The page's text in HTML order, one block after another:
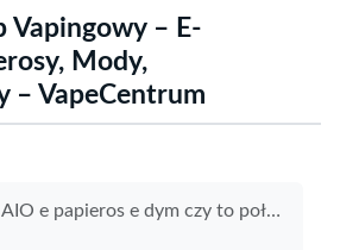
Vapingowy – E-
Mody,
– VapeCentrum
AIO e papieros e dym czy to połączenie gwarantuje lepsze doświadczenia z wapowaniem